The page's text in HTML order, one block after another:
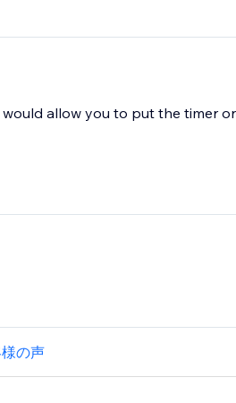
allow you to put the timer
の声